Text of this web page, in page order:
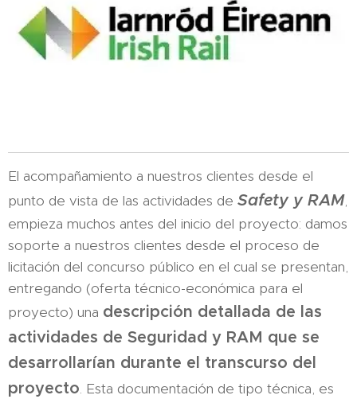
El acompañamiento a nuestros clientes desde el
punto de vista de las actividades de Safety y RAM,
empieza muchos antes del inicio del proyecto: damos
soporte a nuestros clientes desde el proceso de
licitación del concurso público en el cual se presentan,
entregando (oferta técnico-económica para el
proyecto) una descripción detallada de las
actividades de Seguridad y RAM que se
desarrollarían durante el transcurso del
proyecto. Esta documentación de tipo técnica, es